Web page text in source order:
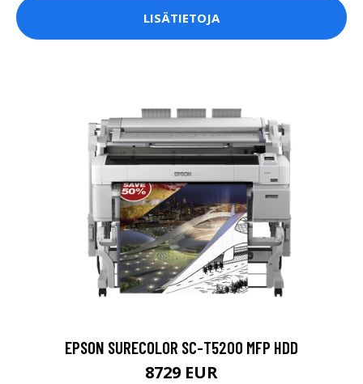
LISÄTIETOJA
EPSON SURECOLOR SC-T5200 MFP HDD
8729 EUR